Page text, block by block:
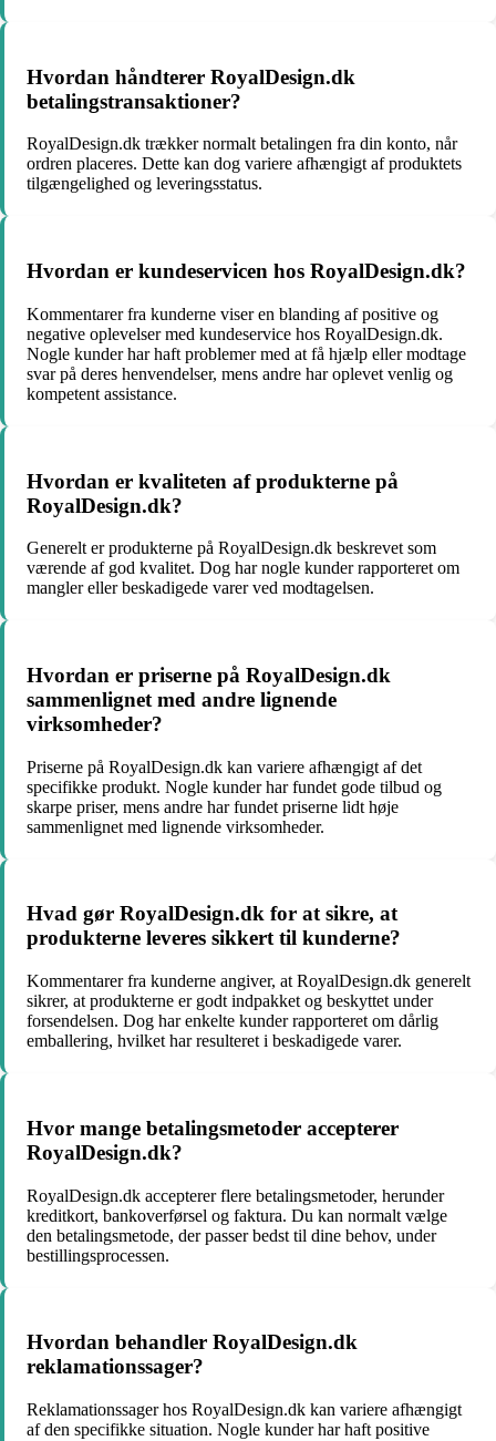
Hvordan håndterer RoyalDesign.dk
betalingstransaktioner?
RoyalDesign.dk trækker normalt betalingen fra din konto, når
ordren placeres. Dette kan dog variere afhængigt af produktets
tilgængelighed og leveringsstatus.
Hvordan er kundeservicen hos RoyalDesign.dk?
Kommentarer fra kunderne viser en blanding af positive og
negative oplevelser med kundeservice hos RoyalDesign.dk.
Nogle kunder har haft problemer med at få hjælp eller modtage
svar på deres henvendelser, mens andre har oplevet venlig og
kompetent assistance.
Hvordan er kvaliteten af produkterne på
RoyalDesign.dk?
Generelt er produkterne på RoyalDesign.dk beskrevet som
værende af god kvalitet. Dog har nogle kunder rapporteret om
mangler eller beskadigede varer ved modtagelsen.
Hvordan er priserne på RoyalDesign.dk
sammenlignet med andre lignende
virksomheder?
Priserne på RoyalDesign.dk kan variere afhængigt af det
specifikke produkt. Nogle kunder har fundet gode tilbud og
skarpe priser, mens andre har fundet priserne lidt høje
sammenlignet med lignende virksomheder.
Hvad gør RoyalDesign.dk for at sikre, at
produkterne leveres sikkert til kunderne?
Kommentarer fra kunderne angiver, at RoyalDesign.dk generelt
sikrer, at produkterne er godt indpakket og beskyttet under
forsendelsen. Dog har enkelte kunder rapporteret om dårlig
emballering, hvilket har resulteret i beskadigede varer.
Hvor mange betalingsmetoder accepterer
RoyalDesign.dk?
RoyalDesign.dk accepterer flere betalingsmetoder, herunder
kreditkort, bankoverførsel og faktura. Du kan normalt vælge
den betalingsmetode, der passer bedst til dine behov, under
bestillingsprocessen.
Hvordan behandler RoyalDesign.dk
reklamationssager?
Reklamationssager hos RoyalDesign.dk kan variere afhængigt
af den specifikke situation. Nogle kunder har haft positive